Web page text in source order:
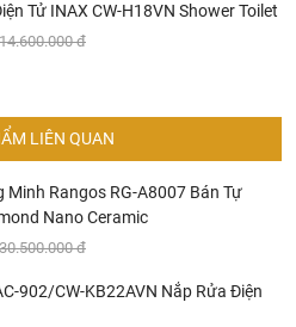
rất nhiềuchương trình khuyến
tiết vui lòng chat hoặc gọi điện
cam kết:
tiền 200%.
lựa chọn bán là những
hợp với giá thành và đã bán
tôi mong muốn được tư vấn
Tử INAX CW-H18VN Shower Toilet
14.600.000 đ
LIÊN QUAN
Minh Rangos RG-A8007 Bán Tự
Nano Ceramic
30.500.000 đ
902/CW-KB22AVN Nắp Rửa Điện